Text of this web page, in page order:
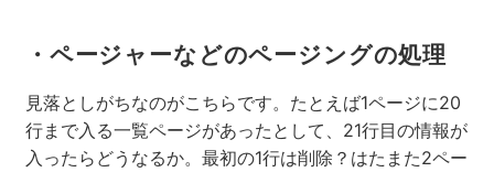
・ページャーなどのページングの処理
見落としがちなのがこちらです。たとえば1ページに20
行まで入る一覧ページがあったとして、21行目の情報が
入ったらどうなるか。最初の1行は削除？はたまた2ペー